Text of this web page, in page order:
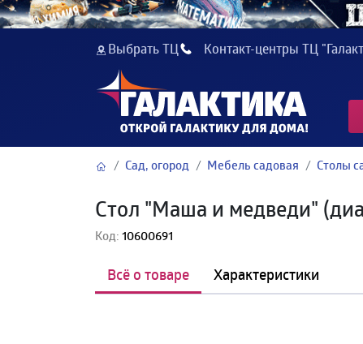
Выбрать ТЦ Контакт-центры ТЦ
Сад, огород Мебель садовая Столы
Стол "Маша и медведи"
Код:10600691
Всё о товаре Характеристики